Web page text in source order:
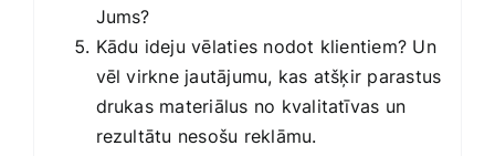
Jums?
Kādu ideju vēlaties nodot klientiem? Un
vēl virkne jautājumu, kas atšķir parastus
drukas materiālus no kvalitatīvas un
rezultātu nesošu reklāmu.